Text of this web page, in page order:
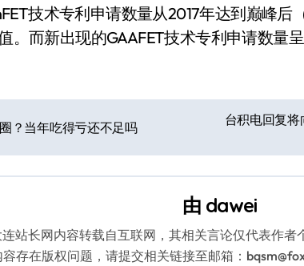
技术专利申请数量从2017年达到巅峰后
。而新出现的GAAFET技术专利申请数量
？当年吃得亏还不足吗
台积电回复
由 dawei
连站长网内容转载自互联网，其相关言论仅代表作者
存在版权问题，请提交相关链接至邮箱：